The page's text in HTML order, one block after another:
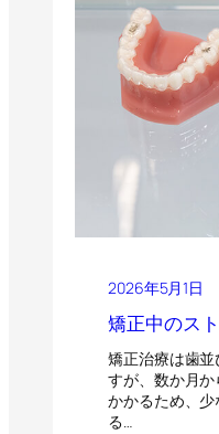
2026年5月1日
矯正中のス
矯正治療は歯
すが、数か月
かかるため、
る…